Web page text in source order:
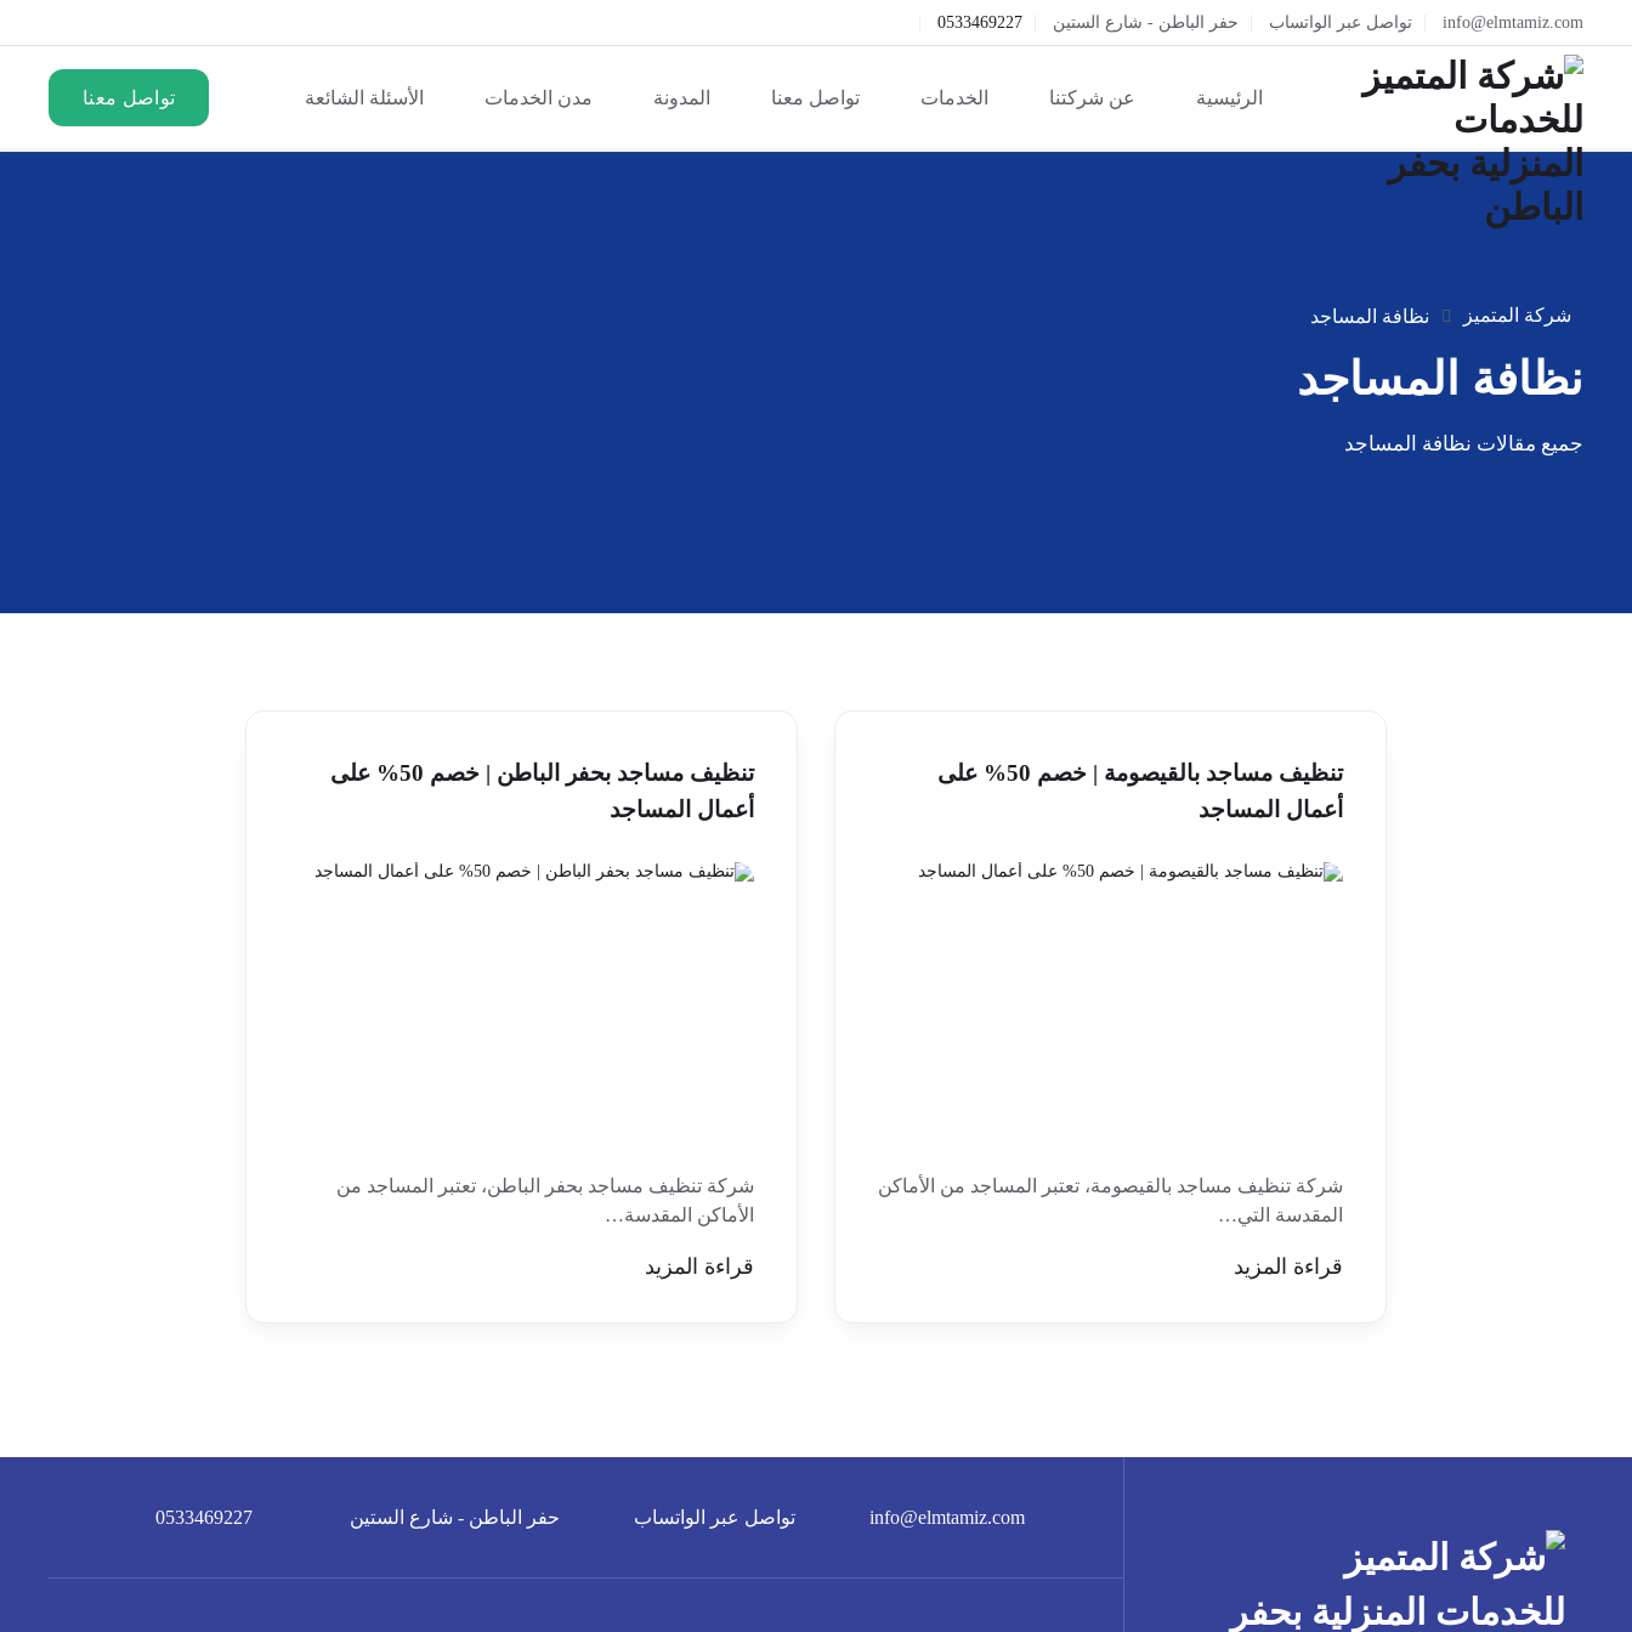
info@elmtamiz.com تواصل عبر الواتساب حفر الباطن - شارع الستين 0533469227
الرئيسية عن شركتنا الخدمات تواصل معنا المدونة مدن الخدمات الأسئلة الشائعة تواصل معنا
شركة المتميز نظافة المساجد
نظافة المساجد
جميع مقالات نظافة المساجد
تنظيف مساجد بالقيصومة | خصم 50% على
أعمال المساجد
شركة تنظيف مساجد بالقيصومة، تعتبر المساجد من الأماكن
المقدسة التي…
قراءة المزيد
تنظيف مساجد بحفر الباطن | خصم 50% على
أعمال المساجد
شركة تنظيف مساجد بحفر الباطن، تعتبر المساجد من
الأماكن المقدسة…
قراءة المزيد
info@elmtamiz.com تواصل عبر الواتساب حفر الباطن - شارع الستين 0533469227